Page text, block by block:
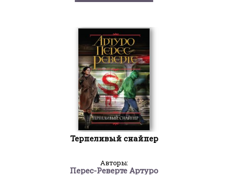
Терпеливый снайпер
Авторы:
Перес-Реверте Артуро